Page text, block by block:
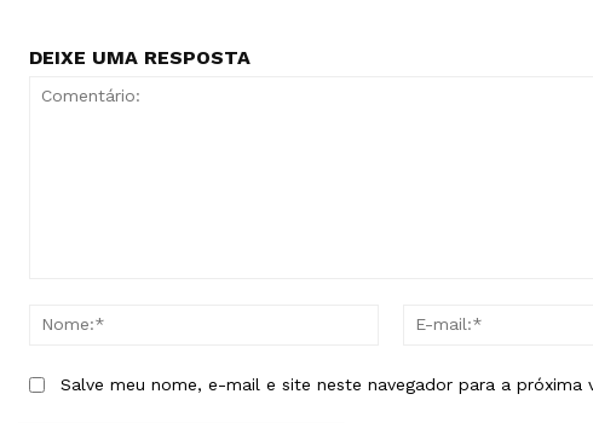
DEIXE UMA RESPOSTA
Nome:*
Salve meu nome, e-mail e site neste navegador para a próxima